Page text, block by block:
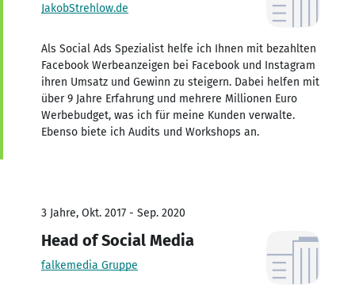
JakobStrehlow.de
Als Social Ads Spezialist helfe ich Ihnen mit bezahlten
Facebook Werbeanzeigen bei Facebook und Instagram
ihren Umsatz und Gewinn zu steigern. Dabei helfen mit
über 9 Jahre Erfahrung und mehrere Millionen Euro
Werbebudget, was ich für meine Kunden verwalte.
Ebenso biete ich Audits und Workshops an.
3 Jahre, Okt. 2017 - Sep. 2020
Head of Social Media
falkemedia Gruppe